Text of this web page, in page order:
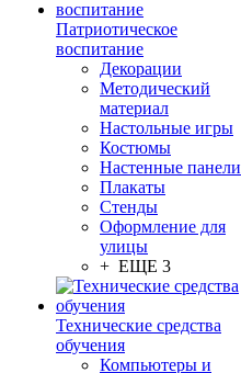
Патриотическое
воспитание
Декорации
Методический
материал
Настольные игры
Костюмы
Настенные панели
Плакаты
Стенды
Оформление для
улицы
+ ЕЩЕ 3
Технические средства
обучения
Компьютеры и